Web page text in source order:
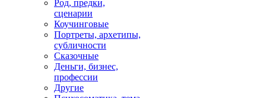
Род, предки,
сценарии
Коучинговые
Портреты, архетипы,
субличности
Сказочные
Деньги, бизнес,
профессии
Другие